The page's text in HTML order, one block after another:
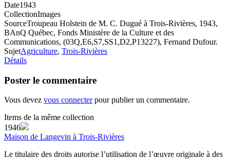
Date1943
CollectionImages
SourceTroupeau Holstein de M. C. Dugué à Trois-Rivières, 1943,
BAnQ Québec, Fonds Ministère de la Culture et des
Communications, (03Q,E6,S7,SS1,D2,P13227), Fernand Dufour.
SujetAgriculture, Trois-Rivières
Détails
Poster le commentaire
Vous devez vous connecterpour publier un commentaire.
Items de la même collection
1946
Maison de Langevin à Trois-Rivières
Le titulaire des droits autorise l’utilisation de l’œuvre originale à des